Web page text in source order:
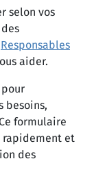
selon vos
Responsables
aider.
besoins,
formulaire
rapidement et
des